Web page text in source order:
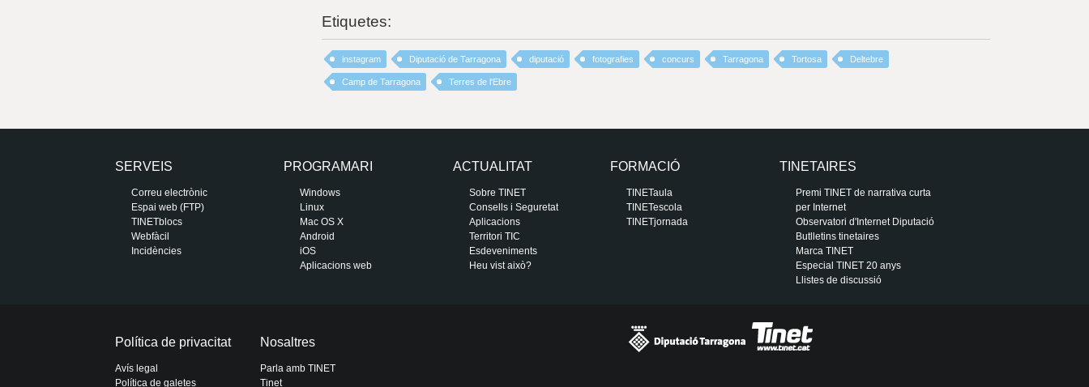
Etiquetes:
instagram Diputació de Tarragona diputació fotografies concurs Tarragona Tortosa Deltebre
Camp de Tarragona Terres de l'Ebre
SERVEIS
Correu electrònic
Espai web (FTP)
TINETblocs
Webfàcil
Incidències
PROGRAMARI
Windows
Linux
Mac OS X
Android
iOS
Aplicacions web
ACTUALITAT
Sobre TINET
Consells i Seguretat
Aplicacions
Territori TIC
Esdeveniments
Heu vist això?
FORMACIÓ
TINETaula
TINETescola
TINETjornada
TINETAIRES
Premi TINET de narrativa curta
per Internet
Observatori d'Internet Diputació
Butlletins tinetaires
Marca TINET
Especial TINET 20 anys
Llistes de discussió
Política de privacitat
Avís legal
Política de galetes
Nosaltres
Parla amb TINET
Tinet